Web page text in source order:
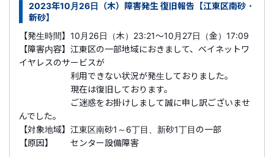
2023年10月26日（木）障害発生 復旧報告【江東区南砂・
新砂】
【発生時間】10月26日（木）23:21～10月27日（金）17:09
【障害内容】江東区の一部地域におきまして、ベイネットワ
イヤレスのサービスが
利用できない状況が発生しておりました。
現在は復旧しております。
ご迷惑をお掛けしまして誠に申し訳ございませ
んでした。
【対象地域】江東区南砂1～6丁目、新砂1丁目の一部
【原因】 センター設備障害